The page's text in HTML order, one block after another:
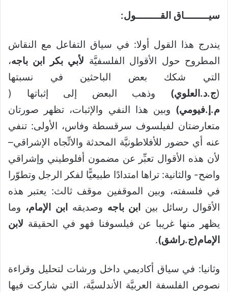
سيــــــــاق القــــــــول:
يندرج هذا القول أولا: في سياق التفاعل مع النقاش
المطروح حول الأقوال الفلسفيَّة لأبي بكر ابن باجه،
التي شكك بعض الباحثين في نسبتها
(ج.د.العلوي) وذهب البعض إلى إثباتها (
م.إ.فيومي) وبين هذا النفي والإثبات، تظهر صورتان
متعارضتان لفيلسوف سرقسطة وفاس، الأولى: تنفي
عنه أي حضور للأفلاطونيَّة المحدثة والاتِّجاه الإشراقي–
لأن هذه الأقوال تعبِّر عن مضمون أفلوطيني وإشراقي
واضح- والثانية: تراها امتدادًا طبيعيًّا لفكر الرجل وتطوّرا
في فلسفته، وبين الموقفين موقف ثالث: يعتبر هذه
الأقوال رسائل بين ابن باجه وصديقه ابن الإمام، وما
يظهر منها غريبا عن فيلسوفنا فهو في الحقيقة لابن
الإمام(ج.راشق).
وثانيا: في سياق أكاديمي داخل ورشات لتحليل وقراءة
نصوص الفلسفة العربيَّة الأندلسيَّة، التي شاركت فيها